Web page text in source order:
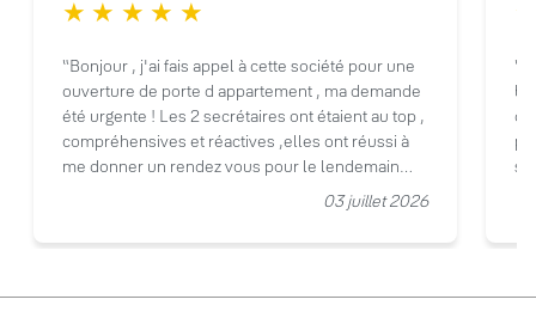
03 juillet 2026
Bonjour , j'ai fais appel à cette société pour une
ouverture de porte d appartement , ma demande
été urgente ! Les 2 secrétaires ont étaient au top ,
compréhensives et réactives ,elles ont réussi à
me donner un rendez vous pour le lendemain
matin , entre deux rendez vous , pour m arranger
du mieux qu'elles pouvaient , Merci a vous deux !
Concernant le serrurier , william , au top
bons conseils sur le choix de la serrure , bien